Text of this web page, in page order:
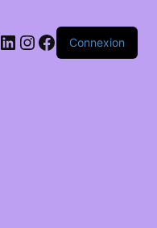
LinkedIn
Instagram
Facebook
Connexion